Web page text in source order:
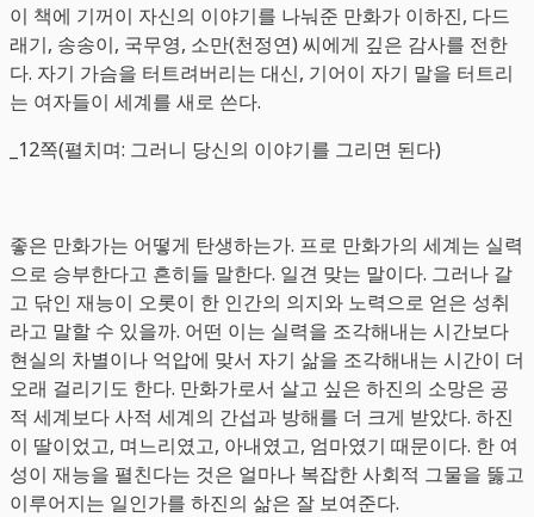
이 책에 기꺼이 자신의 이야기를 나눠준 만화가 이하진, 다드
래기, 송송이, 국무영, 소만(천정연) 씨에게 깊은 감사를 전한
다. 자기 가슴을 터트려버리는 대신, 기어이 자기 말을 터트리
는 여자들이 세계를 새로 쓴다.
_12쪽(펼치며: 그러니 당신의 이야기를 그리면 된다)
좋은 만화가는 어떻게 탄생하는가. 프로 만화가의 세계는 실력
으로 승부한다고 흔히들 말한다. 일견 맞는 말이다. 그러나 갈
고 닦인 재능이 오롯이 한 인간의 의지와 노력으로 얻은 성취
라고 말할 수 있을까. 어떤 이는 실력을 조각해내는 시간보다
현실의 차별이나 억압에 맞서 자기 삶을 조각해내는 시간이 더
오래 걸리기도 한다. 만화가로서 살고 싶은 하진의 소망은 공
적 세계보다 사적 세계의 간섭과 방해를 더 크게 받았다. 하진
이 딸이었고, 며느리였고, 아내였고, 엄마였기 때문이다. 한 여
성이 재능을 펼친다는 것은 얼마나 복잡한 사회적 그물을 뚫고
이루어지는 일인가를 하진의 삶은 잘 보여준다.